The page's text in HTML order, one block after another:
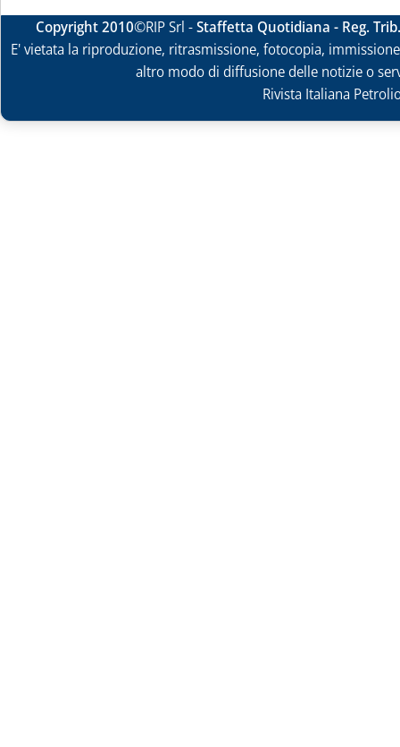
Copyright 2010©RIP Srl -Staffetta Quotidiana - Reg.
E' vietata la riproduzione, ritrasmissione, fotocopia,
altro modo di diffusione delle notizie o
Rivista Italiana